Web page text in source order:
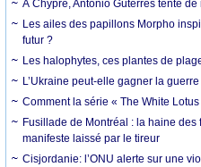
À Chypre, António Guterres tente
Les ailes des papillons Morpho
futur ?
Les halophytes, ces plantes de
L’Ukraine peut-elle gagner la
Comment la série « The White
Fusillade de Montréal : la haine des
manifeste laissé par le tireur
Cisjordanie: l’ONU alerte sur une